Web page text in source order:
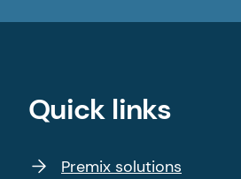
Quick links
Premix solutions